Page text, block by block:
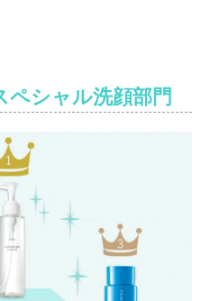
ペシャル洗顔部門